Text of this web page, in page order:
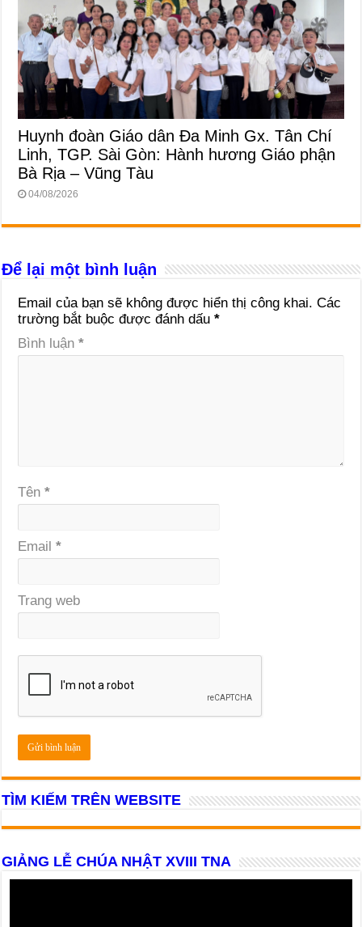
Huynh đoàn Giáo dân Đa Minh Gx. Tân Chí
Linh, TGP. Sài Gòn: Hành hương Giáo phận
Bà Rịa – Vũng Tàu
04/08/2026
Để lại một bình luận
Email của bạn sẽ không được hiển thị công khai. Các
trường bắt buộc được đánh dấu*
Bình luận*
Tên*
Email*
Trang web
TÌM KIẾM TRÊN WEBSITE
GIẢNG LỄ CHÚA NHẬT XVIII TNA